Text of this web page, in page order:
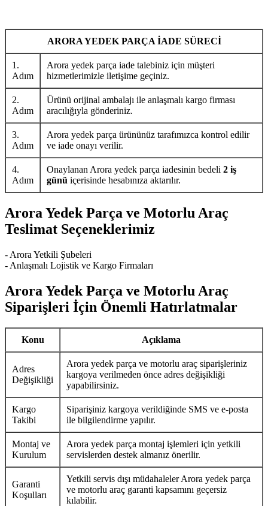
ARORA YEDEK PARÇA İADE SÜRECİ
1.
Adım
Arora yedek parça iade talebiniz için müşteri
hizmetlerimizle iletişime geçiniz.
2.
Adım
Ürünü orijinal ambalajı ile anlaşmalı kargo firması
aracılığıyla gönderiniz.
3.
Adım
Arora yedek parça ürününüz tarafımızca kontrol edilir
ve iade onayı verilir.
4.
Adım
Onaylanan Arora yedek parça iadesinin bedeli 2 iş
günü içerisinde hesabınıza aktarılır.
Arora Yedek Parça ve Motorlu Araç
Teslimat Seçeneklerimiz
- Arora Yetkili Şubeleri
- Anlaşmalı Lojistik ve Kargo Firmaları
Arora Yedek Parça ve Motorlu Araç
Siparişleri İçin Önemli Hatırlatmalar
Konu Açıklama
Adres
Değişikliği
Arora yedek parça ve motorlu araç siparişleriniz
kargoya verilmeden önce adres değişikliği
yapabilirsiniz.
Kargo
Takibi
Siparişiniz kargoya verildiğinde SMS ve e-posta
ile bilgilendirme yapılır.
Montaj ve
Kurulum
Arora yedek parça montaj işlemleri için yetkili
servislerden destek almanız önerilir.
Garanti
Koşulları
Yetkili servis dışı müdahaleler Arora yedek parça
ve motorlu araç garanti kapsamını geçersiz
kılabilir.